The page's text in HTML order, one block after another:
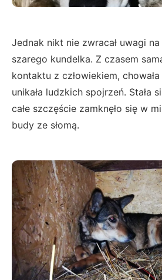
Jednak nikt nie zwracał uwagi
szarego kundelka. Z czasem
kontaktu z człowiekiem,
unikała ludzkich spojrzeń. Stała
całe szczęście zamknęło się w
budy ze słomą.